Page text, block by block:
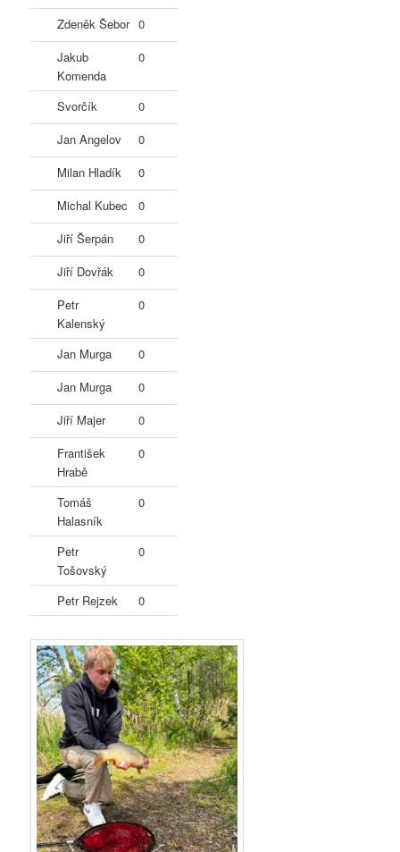
Zdeněk Šebor 0
Jakub
Komenda
0
Svorčík
0
Jan Angelov
0
Milan Hladík
0
Michal Kubec
0
Jiří Šerpán
0
Jiří Dovřák
0
Petr
Kalenský
0
Jan Murga
0
Jan Murga
0
Jiří Majer
0
František
Hrabě
0
Tomáš
Halasník
0
Petr
Tošovský
0
Petr Rejzek 0